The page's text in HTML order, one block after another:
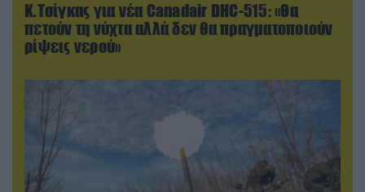
Κ.Τσίγκας για νέα Canadair DHC-515: «Θα
πετούν τη νύχτα αλλά δεν θα πραγματοποιούν
ρίψεις νερού»